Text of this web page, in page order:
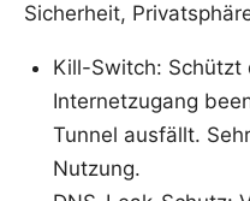
Sicherheit,
Kill-Switch: Schützt
Internetzugang
Tunnel ausfällt.
Nutzung.